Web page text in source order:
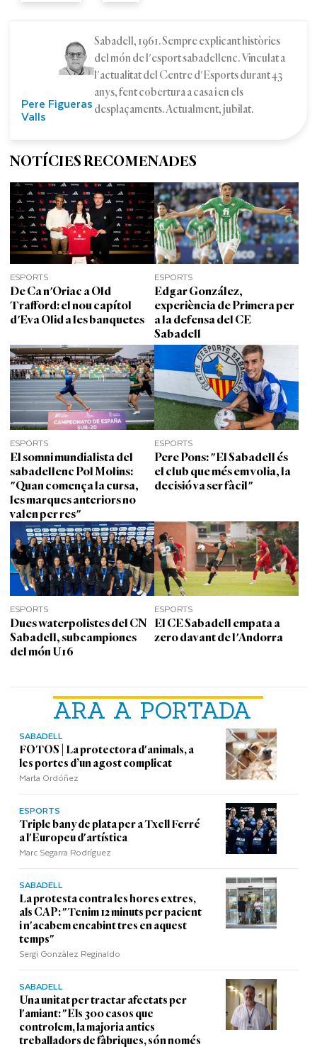
ARA A PORTADA
SABADELL
FOTOS | La protectora d'animals, a
les portes d’un agost complicat
Marta Ordóñez
ESPORTS
Triple bany de plata per a Txell Ferré
a l'Europeu d'artística
Marc Segarra Rodríguez
SABADELL
La protesta contra les hores extres,
als CAP: "Tenim 12 minuts per pacient
i n'acabem encabint tres en aquest
temps"
Sergi Gonzàlez Reginaldo
SABADELL
Una unitat per tractar afectats per
l'amiant: "Els 300 casos que
controlem, la majoria antics
treballadors de fàbriques, són només
Pere Figueras
Valls
Sabadell, 1961. Sempre explicant històries
del món de l'esport sabadellenc. Vinculat a
l'actualitat del Centre d'Esports durant 43
anys, fent cobertura a casa i en els
desplaçaments. Actualment, jubilat.
NOTÍCIES RECOMENADES
ESPORTS
De Ca n'Oriac a Old
Trafford: el nou capítol
d'Eva Olid a les banquetes
ESPORTS
Edgar González,
experiència de Primera per
a la defensa del CE
Sabadell
ESPORTS
El somni mundialista del
sabadellenc Pol Molins:
"Quan comença la cursa,
les marques anteriors no
valen per res"
ESPORTS
Pere Pons: "El Sabadell és
el club que més em volia, la
decisió va ser fàcil"
ESPORTS
Dues waterpolistes del CN
Sabadell, subcampiones
del món U16
ESPORTS
El CE Sabadell empata a
zero davant de l'Andorra